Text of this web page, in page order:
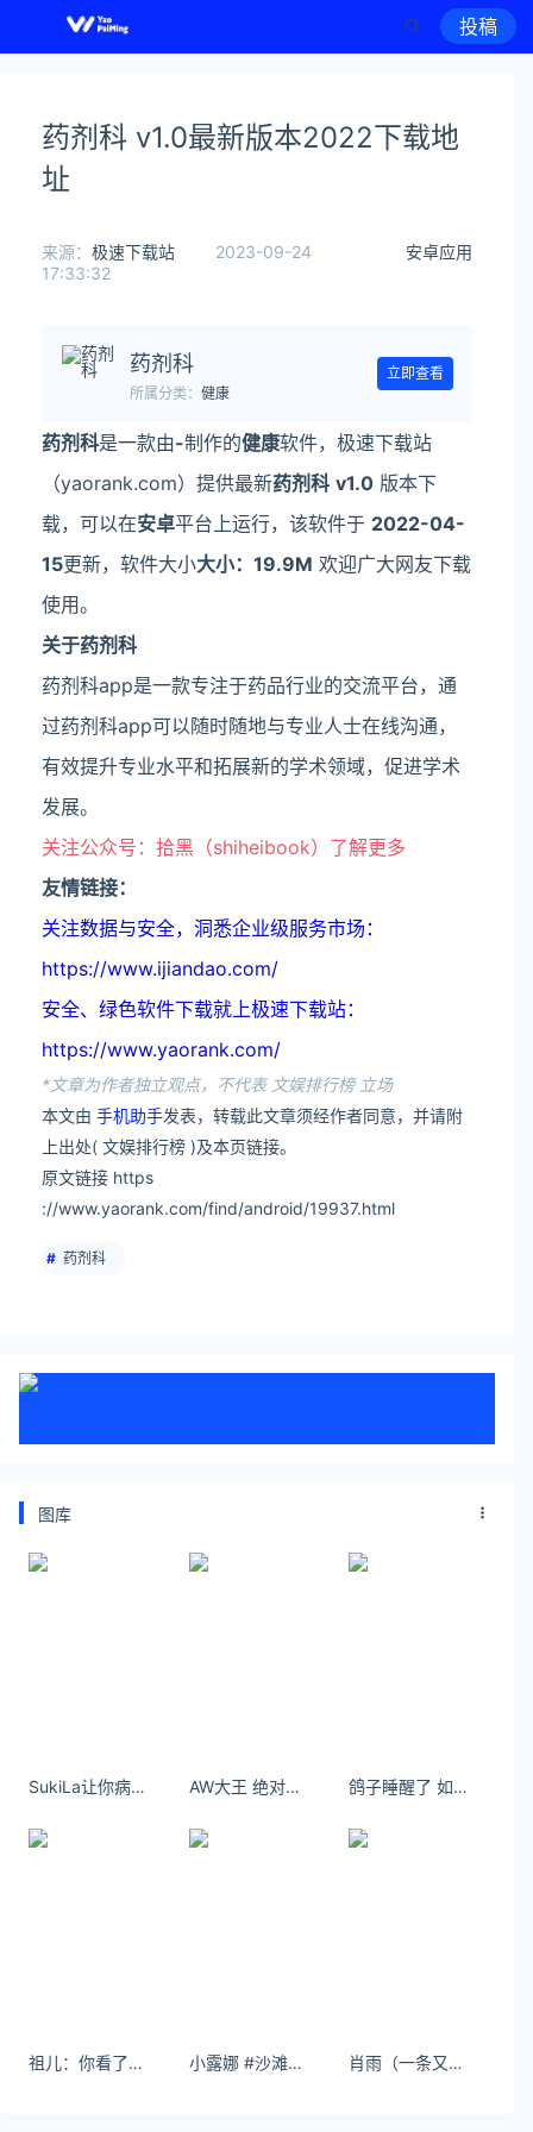
投稿
药剂科 v1.0最新版本2022下载地
址
安卓应用
来源： 极速下载站
2023-09-24
17:33:32
药剂科
所属分类： 健康
立即查看
药剂科是一款由-制作的健康软件，极速下载站
（yaorank.com）提供最新药剂科 v1.0 版本下
载，可以在安卓平台上运行，该软件于 2022-04-
15更新，软件大小大小：19.9M 欢迎广大网友下载
使用。
关于药剂科
药剂科app是一款专注于药品行业的交流平台，通
过药剂科app可以随时随地与专业人士在线沟通，
有效提升专业水平和拓展新的学术领域，促进学术
发展。
关注公众号：拾黑（shiheibook）了解更多
友情链接：
关注数据与安全，洞悉企业级服务市场：
https://www.ijiandao.com/
安全、绿色软件下载就上极速下载站：
https://www.yaorank.com/
*文章为作者独立观点，不代表 文娱排行榜 立场
本文由 手机助手发表，转载此文章须经作者同意，并请附
上出处( 文娱排行榜 )及本页链接。
原文链接 https
://www.yaorank.com/find/android/19937.html
药剂科
图库
SukiLa让你病的人 给不了你药 给你药的人 舍不得你病 ​​​​ AW大王 绝对是经典款～最好穿的吊带抹胸没有之一～ 鸽子睡醒了 如果用一种颜色形容你会是什么呢？
祖儿：你看了我的抖音还去看别的女生抖音 小露娜 #沙滩拍照 #氛围感 #沙滩- 小红书 肖雨（一条又冷又热的微博子···[yeah]）